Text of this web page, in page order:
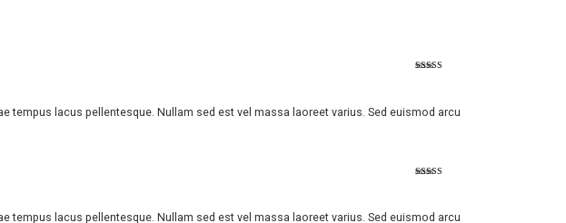
lacus pellentesque. Nullam sed est vel massa laoreet varius. Sed euismod arcu
lacus pellentesque. Nullam sed est vel massa laoreet varius. Sed euismod arcu